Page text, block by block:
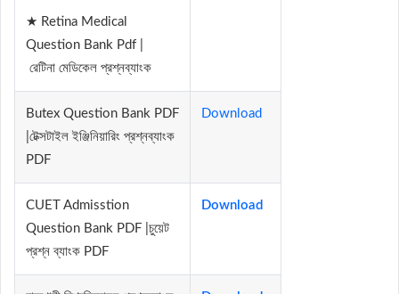
★ Retina Medical
Question Bank Pdf |
রেটিনা মেডিকেল প্রশ্নব্যাংক
Butex Question Bank PDF
|টেক্সটাইল ইঞ্জিনিয়ারিং প্রশ্নব্যাংক
PDF
Download
CUET Admisstion
Question Bank PDF |চুয়েট
প্রশ্ন ব্যাংক PDF
Download